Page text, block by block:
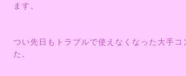
ます。
つい先日もトラブルで使えなくなった大手コ
た。